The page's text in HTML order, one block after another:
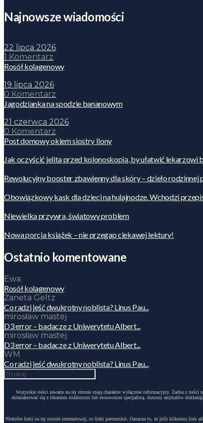
Najnowsze wiadomości
22 lipca 2026
1 Komentarz
Rosół kolagenowy
19 lipca 2026
0 Komentarz
Jagodzianka na spodzie bananowym
21 czerwca 2026
0 Komentarz
Post domowy okiem siostry Ilony
Jak oczyścić jelita przed kolonoskopią, by ułatwić lekarzowi
Rewolucyjny booster zbawienny dla skóry – dzieło rodzinnej
Obowiązkowy kask dla dzieci na hulajnodze. Wchodzi
Niewielka przywra, światowy problem
Nowa porcja książek – nie przegap ciekawej lektury!
Ostatnio komentowane
Ewa
Rosół kolagenowy
Żaneta Geltz
Co radzi jeść dwukrotny noblista? Linus Pau...
mirosław mastej
D3 error – badacze z Uniwerytetu Albert...
mirosław mastej
D3 error – badacze z Uniwerytetu Albert...
WM
Co radzi jeść dwukrotny noblista? Linus Pau...
Wszystkie treści zawarte na tej stronie mają charakter wyłącznie informacyjny. Żadna z
skontaktować się z lekarzem rodzinnym lub stosownym specjalistą. Autorzy artykułów
Niektóre linki na tej stronie internetowej, to linki partnerskie. Oznacza to, że jeśli klikniesz link